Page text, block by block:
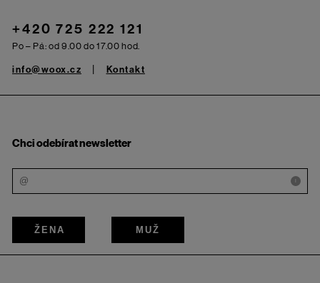
+420 725 222 121
Po – Pá: od 9.00 do 17.00 hod.
info@woox.cz Kontakt
Chci odebírat newsletter
i
ŽENA MUŽ